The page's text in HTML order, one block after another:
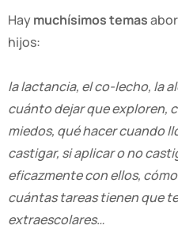
Haymuchísimos temas
hijos:
la lactancia, el co-lecho, la
cuánto dejar que exploren,
miedos, qué hacer cuando
castigar, si aplicar o no
eficazmente con ellos,
cuántas tareas tienen que
extraescolares…